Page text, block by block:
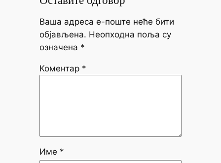
Ваша адреса е-поште неће бити
објављена. Неопходна поља су
означена *
Коментар *
Име *